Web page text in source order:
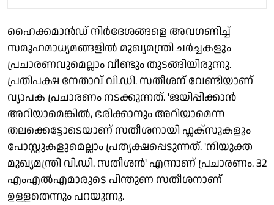
ഹൈക്കമാൻഡ് നിർദേശങ്ങളെ അവഗണിച്ച്
സമൂഹമാധ്യമങ്ങളിൽ മുഖ്യമന്ത്രി ചർച്ചകളും
പ്രചാരണവുമെല്ലാം വീണ്ടും തുടങ്ങിയിരുന്നു.
പ്രതിപക്ഷ നേതാവ് വി.ഡി. സതീശന് വേണ്ടിയാണ്
വ്യാപക പ്രചാരണം നടക്കുന്നത്. 'ജയിപ്പിക്കാൻ
അറിയാമെങ്കിൽ, ഭരിക്കാനും അറിയാമെന്ന
തലക്കെട്ടോടെയാണ് സതീശനായി ഫ്ലക്സുകളും
പോസ്റ്റുകളുമെല്ലാം പ്രത്യക്ഷപ്പെടുന്നത്. 'നിയുക്ത
മുഖ്യമന്ത്രി വി.ഡി. സതീശൻ' എന്നാണ് പ്രചാരണം. 32
എംഎൽഎമാരുടെ പിന്തുണ സതീശനാണ്
ഉള്ളതെന്നും പറയുന്നു.